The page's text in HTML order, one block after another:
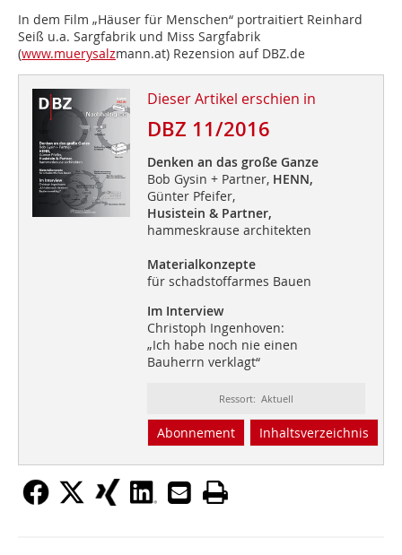
In dem Film „Häuser für Menschen“ portraitiert Reinhard
Seiß u.a. Sargfabrik und Miss Sargfabrik
(www.muerysalzmann.at) Rezension auf DBZ.de
Dieser Artikel erschien in
DBZ 11/2016
Denken an das große Ganze
Bob Gysin + Partner, HENN,
Günter Pfeifer,
Husistein & Partner,
hammeskrause architekten
Materialkonzepte
für schadstoffarmes Bauen
Im Interview
Christoph Ingenhoven:
„Ich habe noch nie einen
Bauherrn verklagt“
Ressort: Aktuell
Abonnement Inhaltsverzeichnis